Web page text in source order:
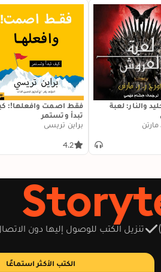
والنار: لعبة
فقط اصمت وافعلها!:
تبدأ وتستمر
براين تريسي
4.2
تنزيل الكتب للوصول إليها دون
الكتب الأكثر استماعًا